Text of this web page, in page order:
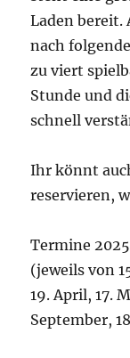
Laden bereit.
nach
zu viert
Stunde und
schnell
Ihr könnt
reservieren,
Termine
(jeweils von
19. April, 17.
September,